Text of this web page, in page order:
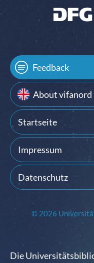
Feedback
About vifanord
Startseite
Impressum
Datenschutz
© 2026
Die